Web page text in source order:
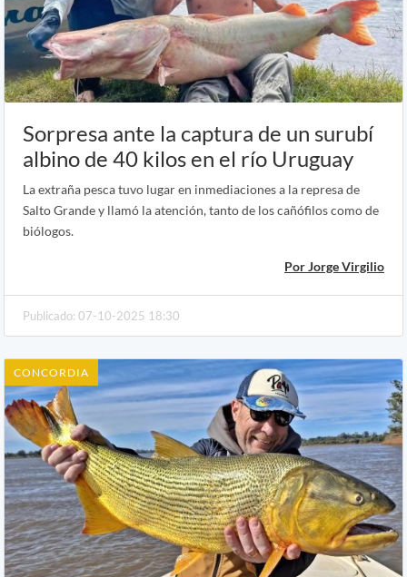
Sorpresa ante la captura de un surubí
albino de 40 kilos en el río Uruguay
La extraña pesca tuvo lugar en inmediaciones a la represa de
Salto Grande y llamó la atención, tanto de los cañófilos como de
biólogos.
Por Jorge Virgilio
Publicado: 07-10-2025 18:30
CONCORDIA